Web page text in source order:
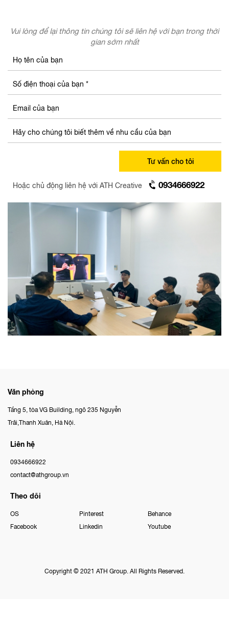
Vui lòng để lại thông tin chúng tôi sẽ liên hệ với bạn trong thời
gian sớm nhất
Tư vấn cho tôi
Hoặc chủ động liên hệ với ATH Creative 0934666922
Văn phòng
Tầng 5, tòa VG Building, ngõ 235 Nguyễn
Trãi,Thanh Xuân, Hà Nội.
Liên hệ
0934666922
contact@athgroup.vn
Theo dõi
OS Pinterest
Behance
Facebook
Linkedin Youtube
Copyright © 2021 ATH Group. All Rights Reserved.